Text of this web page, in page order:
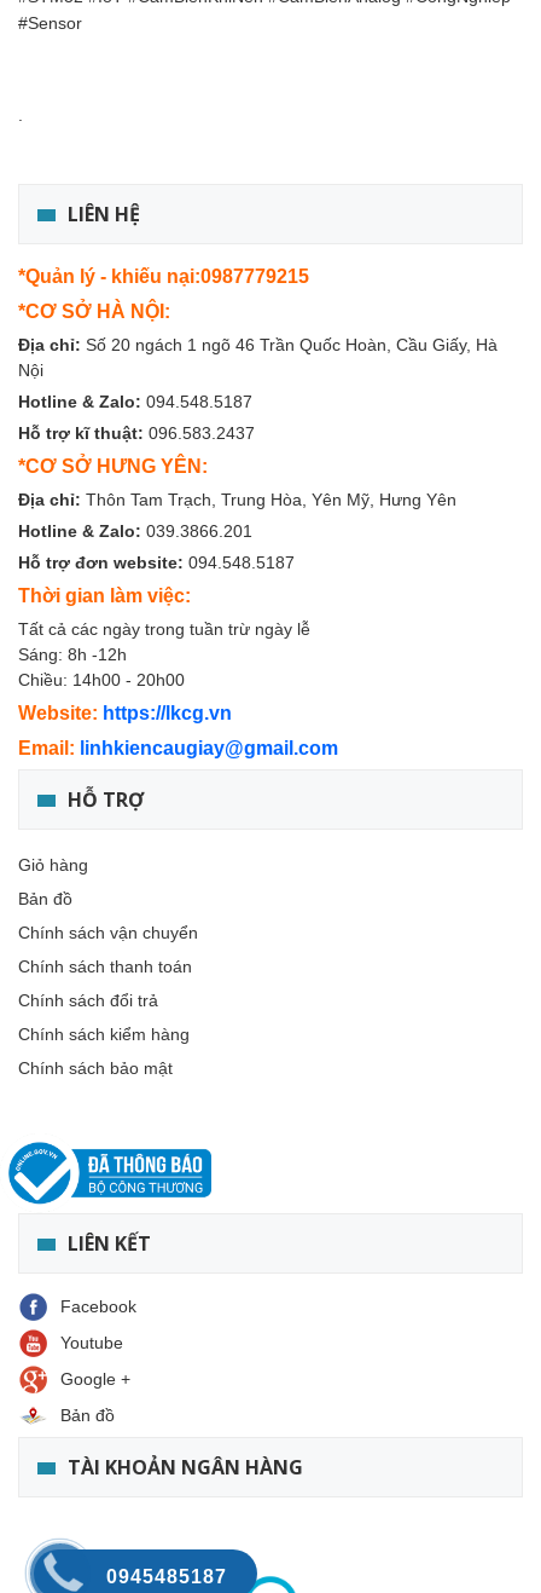
#Sensor
LIÊN HỆ
*Quản lý - khiếu nại:0987779215
*CƠ SỞ HÀ NỘI:
Địa chỉ: Số 20 ngách 1 ngõ 46 Trần Quốc Hoàn, Cầu Giấy, Hà
Nội
Hotline & Zalo: 094.548.5187
Hỗ trợ kĩ thuật: 096.583.2437
*CƠ SỞ HƯNG YÊN:
Địa chỉ: Thôn Tam Trạch, Trung Hòa, Yên Mỹ, Hưng Yên
Hotline & Zalo: 039.3866.201
Hỗ trợ đơn website: 094.548.5187
Thời gian làm việc:
Tất cả các ngày trong tuần trừ ngày lễ
Sáng: 8h -12h
Chiều: 14h00 - 20h00
Website: https://lkcg.vn
Email: linhkiencaugiay@gmail.com
HỖ TRỢ
Giỏ hàng
Bản đồ
Chính sách vận chuyển
Chính sách thanh toán
Chính sách đổi trả
Chính sách kiểm hàng
Chính sách bảo mật
LIÊN KẾT
Facebook
Youtube
Google +
Bản đồ
TÀI KHOẢN NGÂN HÀNG
0945485187